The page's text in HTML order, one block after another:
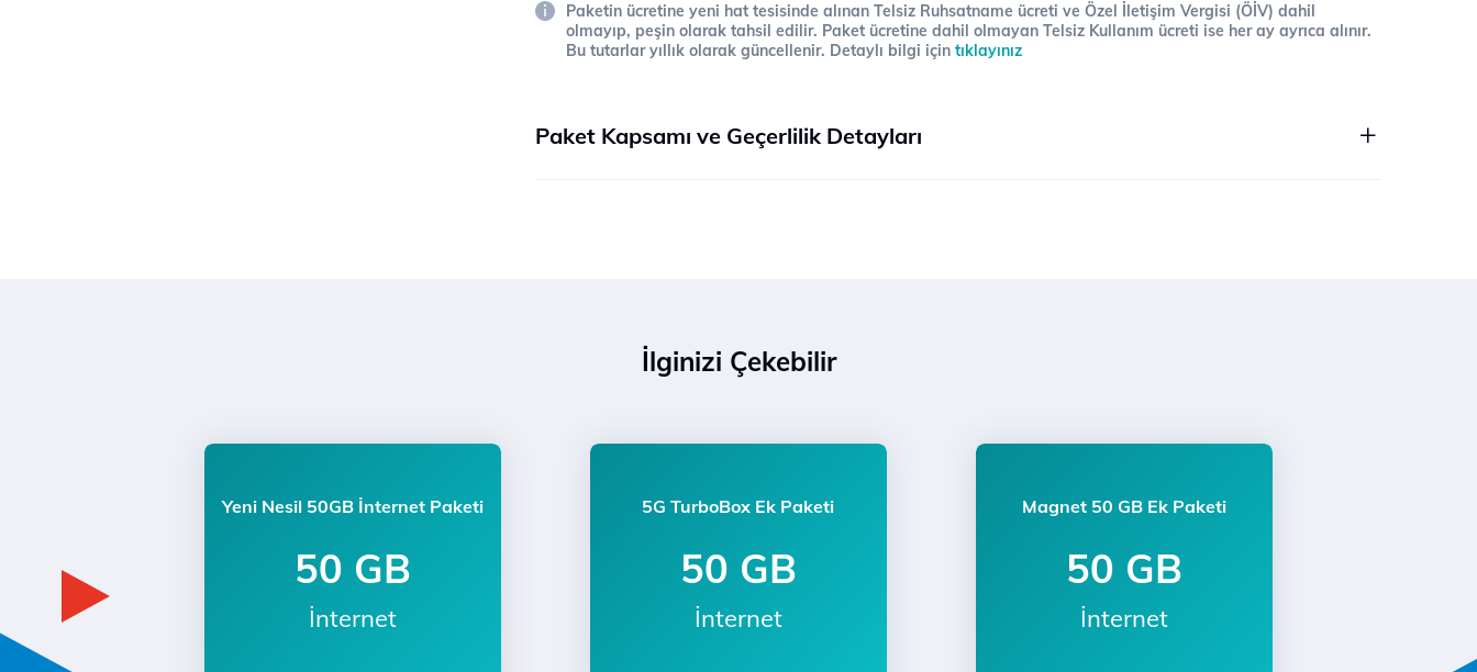
Paketin ücretine yeni hat tesisinde alınan Telsiz Ruhsatname ücreti ve Özel İletişim Vergisi (ÖİV) dahil
olmayıp, peşin olarak tahsil edilir. Paket ücretine dahil olmayan Telsiz Kullanım ücreti ise her ay ayrıca alınır.
Bu tutarlar yıllık olarak güncellenir. Detaylı bilgi için tıklayınız
Paket Kapsamı ve Geçerlilik Detayları
İlginizi Çekebilir
Yeni Nesil 50GB İnternet Paketi
50 GB
İnternet
5G TurboBox Ek Paketi
50 GB
İnternet
Magnet 50 GB Ek Paketi
50 GB
İnternet